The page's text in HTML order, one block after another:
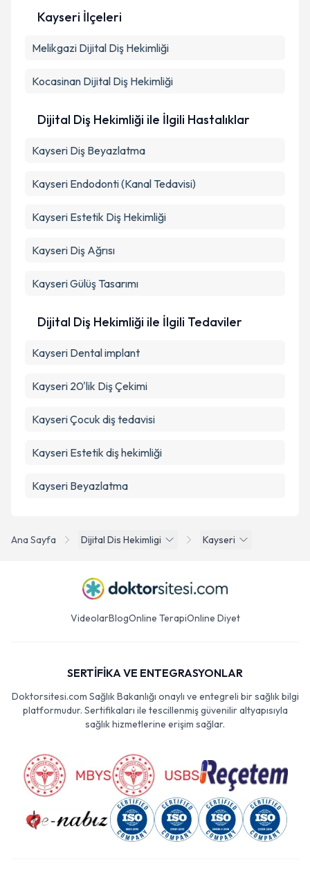
Metni'ni okudum ve kişisel verilerimin belirtilen
Ana Sayfa Dijital Dis Hekimligi Kayseri
Kayseri İlçeleri
Melikgazi Dijital Diş Hekimliği
Kocasinan Dijital Diş Hekimliği
Dijital Diş Hekimliği ile İlgili Hastalıklar
Kayseri Diş Beyazlatma
Kayseri Endodonti (Kanal Tedavisi)
Kayseri Estetik Diş Hekimliği
Kayseri Diş Ağrısı
Kayseri Gülüş Tasarımı
Dijital Diş Hekimliği ile İlgili Tedaviler
Kayseri Dental implant
Kayseri 20'lik Diş Çekimi
Kayseri Çocuk diş tedavisi
Kayseri Estetik diş hekimliği
Kayseri Beyazlatma
VideolarBlogOnline TerapiOnline Diyet
SERTİFİKA VE ENTEGRASYONLAR
Doktorsitesi.com Sağlık Bakanlığı onaylı ve entegreli bir sağlık bilgi
platformudur. Sertifikaları ile tescillenmiş güvenilir altyapısıyla
sağlık hizmetlerine erişim sağlar.